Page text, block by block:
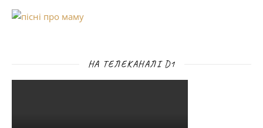
НА ТЕЛЕКАНАЛІ D1